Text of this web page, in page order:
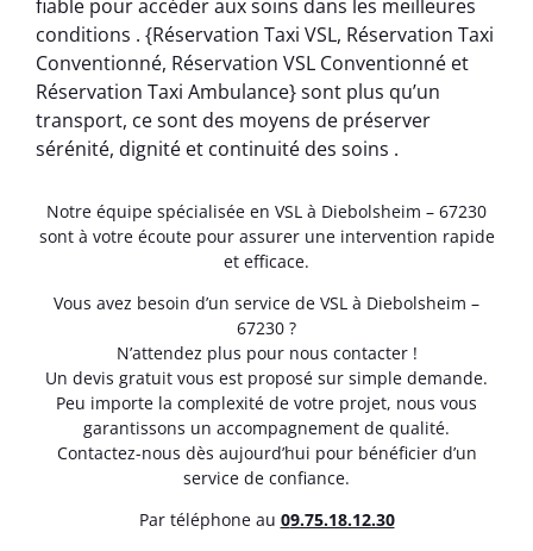
fiable pour accéder aux soins dans les meilleures
conditions . {Réservation Taxi VSL, Réservation Taxi
Conventionné, Réservation VSL Conventionné et
Réservation Taxi Ambulance} sont plus qu’un
transport, ce sont des moyens de préserver
sérénité, dignité et continuité des soins .
Notre équipe spécialisée en VSL à Diebolsheim – 67230
sont à votre écoute pour assurer une intervention rapide
et efficace.
Vous avez besoin d’un service de VSL à Diebolsheim –
67230 ?
N’attendez plus pour nous contacter !
Un devis gratuit vous est proposé sur simple demande.
Peu importe la complexité de votre projet, nous vous
garantissons un accompagnement de qualité.
Contactez-nous dès aujourd’hui pour bénéficier d’un
service de confiance.
Par téléphone au 09.75.18.12.30